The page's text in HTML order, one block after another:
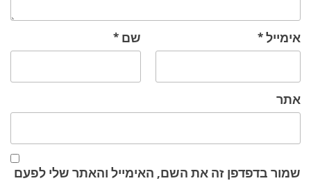
שם * אימייל*
אתר
שמור בדפדפן זה את השם, האימייל והאתר שלי לפעם